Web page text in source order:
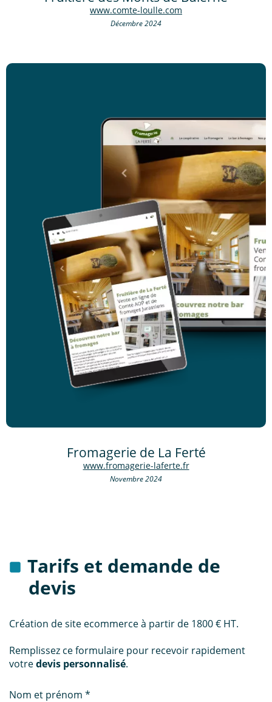
www.comte-loulle.com
Décembre 2024
Fromagerie de La Ferté
www.fromagerie-laferte.fr
Novembre 2024
Tarifs et demande de
devis
Création de site ecommerce à partir de 1800 € HT.
Remplissez ce formulaire pour recevoir rapidement
votredevis personnalisé.
Nom et prénom *